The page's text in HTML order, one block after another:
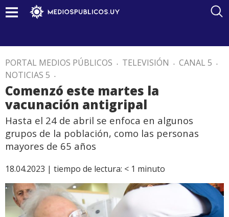
PORTAL MEDIOS PÚBLICOS . TELEVISIÓN . CANAL 5 .
NOTICIAS 5 .
Comenzó este martes la
vacunación antigripal
Hasta el 24 de abril se enfoca en algunos
grupos de la población, como las personas
mayores de 65 años
18.04.2023 | tiempo de lectura: < 1 minuto